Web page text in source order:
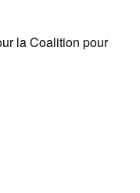
la Coalition pour